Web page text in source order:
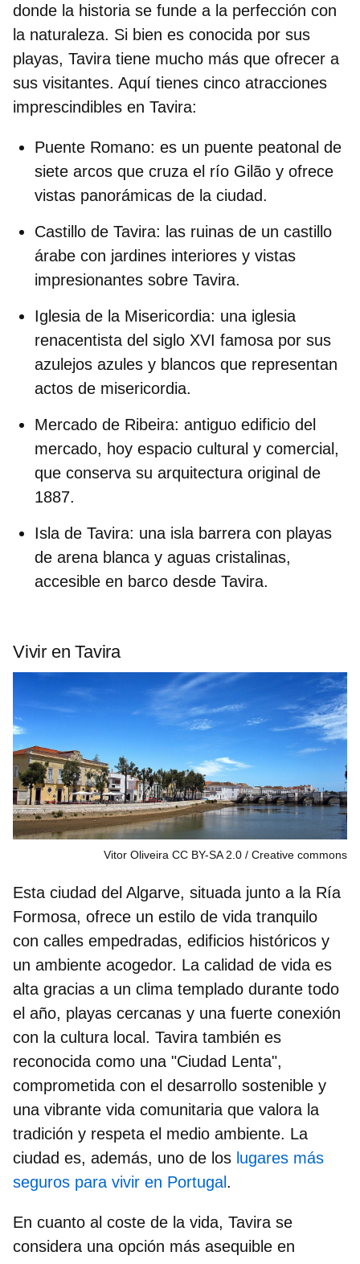
donde la historia se funde a la perfección con
la naturaleza. Si bien es conocida por sus
playas, Tavira tiene mucho más que ofrecer a
sus visitantes. Aquí tienes cinco atracciones
imprescindibles en Tavira:
Puente Romano: es un puente peatonal de
siete arcos que cruza el río Gilão y ofrece
vistas panorámicas de la ciudad.
Castillo de Tavira: las ruinas de un castillo
árabe con jardines interiores y vistas
impresionantes sobre Tavira.
Iglesia de la Misericordia: una iglesia
renacentista del siglo XVI famosa por sus
azulejos azules y blancos que representan
actos de misericordia.
Mercado de Ribeira: antiguo edificio del
mercado, hoy espacio cultural y comercial,
que conserva su arquitectura original de
1887.
Isla de Tavira: una isla barrera con playas
de arena blanca y aguas cristalinas,
accesible en barco desde Tavira.
Vivir en Tavira
Vitor Oliveira CC BY-SA 2.0 Creative commons
Esta ciudad del Algarve, situada junto a la Ría
Formosa, ofrece un estilo de vida tranquilo
con calles empedradas, edificios históricos y
un ambiente acogedor. La calidad de vida es
alta gracias a un clima templado durante todo
el año, playas cercanas y una fuerte conexión
con la cultura local. Tavira también es
reconocida como una "Ciudad Lenta",
comprometida con el desarrollo sostenible y
una vibrante vida comunitaria que valora la
tradición y respeta el medio ambiente. La
ciudad es, además, uno de los lugares más
seguros para vivir en Portugal.
En cuanto al coste de la vida, Tavira se
considera una opción más asequible en